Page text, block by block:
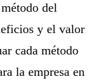
del
y el valor
cada método
la empresa en